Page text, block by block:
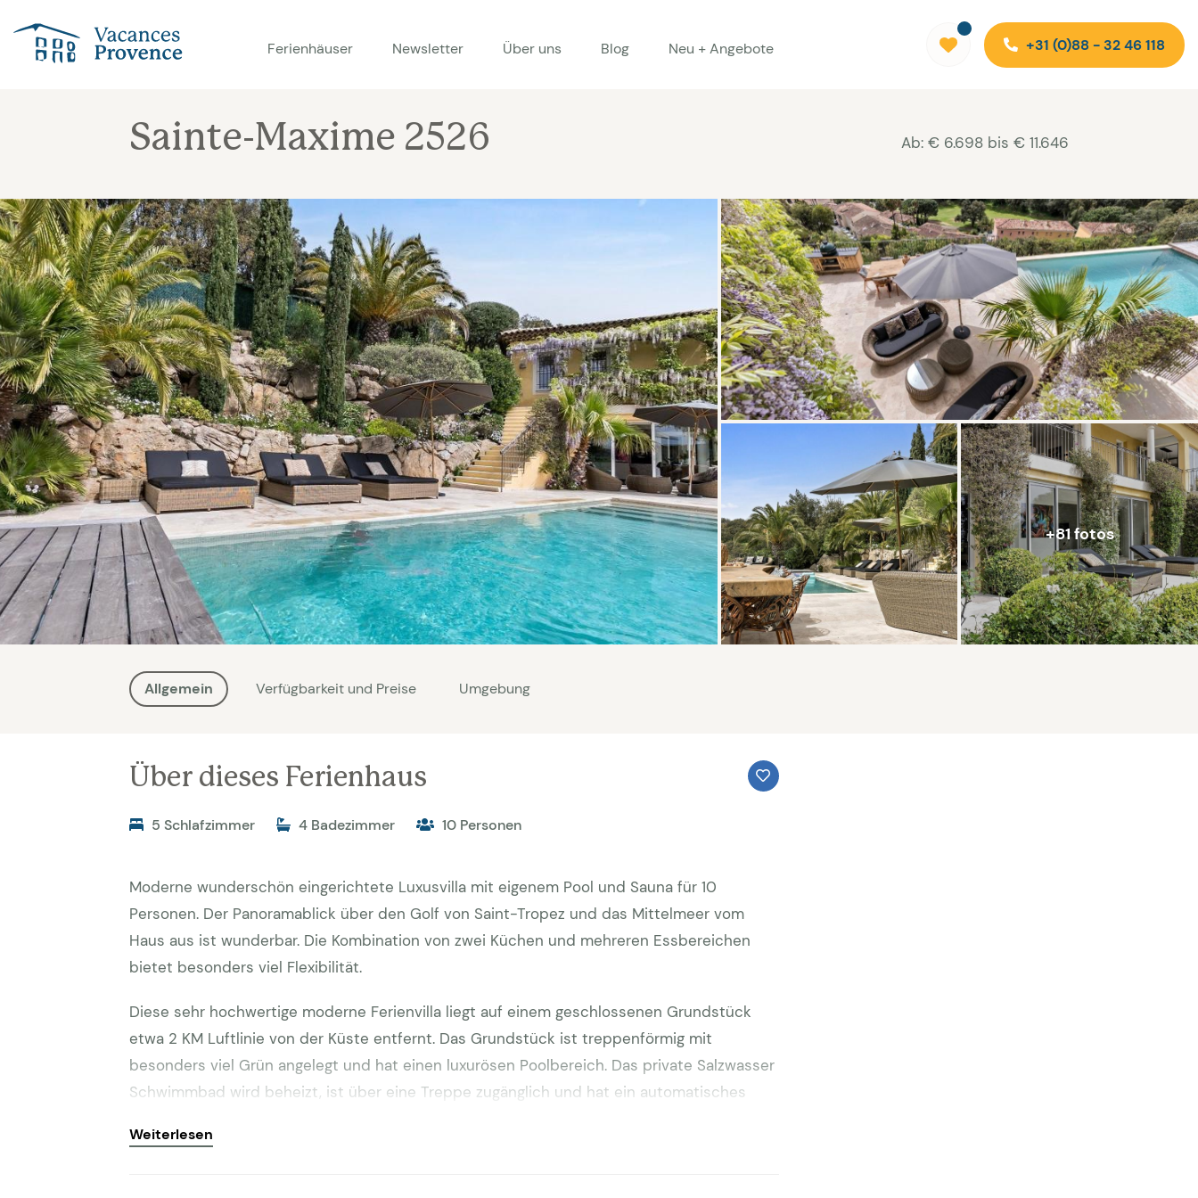
Vacances Provence
Ferienhäuser
Newsletter Über uns Blog Neu + Angebote +31 (0)88 - 32 46 118
Sainte-Maxime 2526 Ab: € 6.698 bis € 11.646
+81 fotos
Allgemein Verfügbarkeit und Preise Umgebung
Über dieses Ferienhaus
5 Schlafzimmer 4 Badezimmer 10 Personen
Moderne wunderschön eingerichtete Luxusvilla mit eigenem Pool und Sauna für 10
Personen. Der Panoramablick über den Golf von Saint-Tropez und das Mittelmeer vom
Haus aus ist wunderbar. Die Kombination von zwei Küchen und mehreren Essbereichen
bietet besonders viel Flexibilität.
Diese sehr hochwertige moderne Ferienvilla liegt auf einem geschlossenen Grundstück
etwa 2 KM Luftlinie von der Küste entfernt. Das Grundstück ist treppenförmig mit
besonders viel Grün angelegt und hat einen luxurösen Poolbereich. Das private Salzwasser
Schwimmbad wird beheizt, ist über eine Treppe zugänglich und hat ein automatisches
Doppelsonnenliegen für jeweils zwei Personen zur Verfügung, ein Essbereich mit Grill und
Weiterlesen